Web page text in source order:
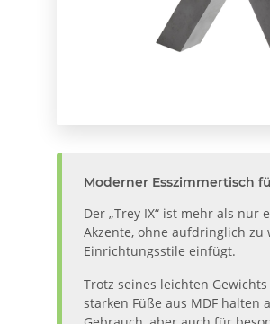
Moderner Esszimmertisch
Der „Trey IX“ ist mehr als
Akzente, ohne aufdringlich
Einrichtungsstile einfügt.
Trotz seines leichten
starken Füße aus MDF halten